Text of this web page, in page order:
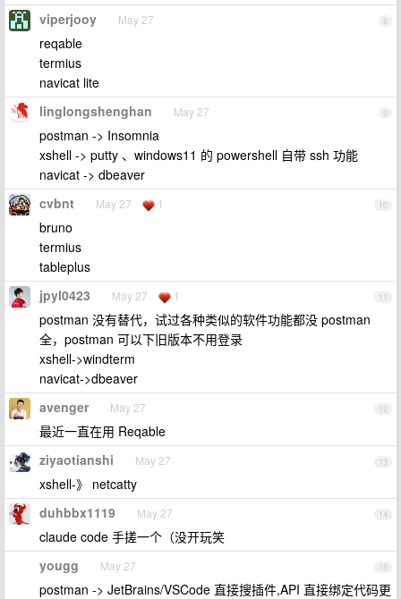
8
viperjooy May 27
reqable
termius
navicat lite
9
linglongshenghan May 27
postman -> Insomnia
xshell -> putty 、windows11 的 powershell 自带 ssh 功能
navicat -> dbeaver
10
cvbnt May 27 1
bruno
termius
tableplus
11
jpyl0423 May 27 1
postman 没有替代，试过各种类似的软件功能都没 postman
全，postman 可以下旧版本不用登录
xshell->windterm
navicat->dbeaver
12
avenger May 27
最近一直在用 Reqable
13
ziyaotianshi May 27
xshell-》 netcatty
14
duhbbx1119 May 27
claude code 手搓一个（没开玩笑
15
yougg May 27
postman -> JetBrains/VSCode 直接搜插件,API 直接绑定代码更